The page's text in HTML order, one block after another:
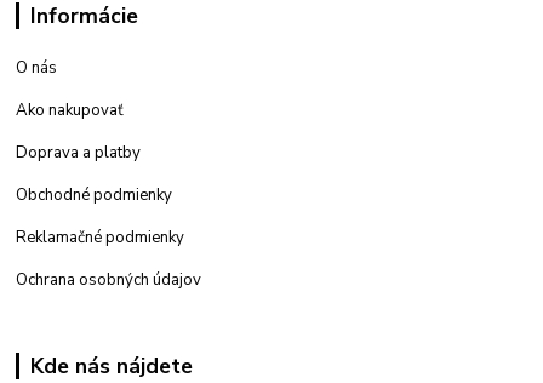
Informácie
O nás
Ako nakupovať
Doprava a platby
Obchodné podmienky
Reklamačné podmienky
Ochrana osobných údajov
Kde nás nájdete